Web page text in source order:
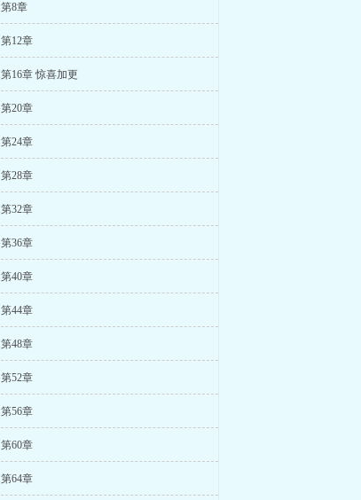
第8章
第12章
第16章 惊喜加更
第20章
第24章
第28章
第32章
第36章
第40章
第44章
第48章
第52章
第56章
第60章
第64章